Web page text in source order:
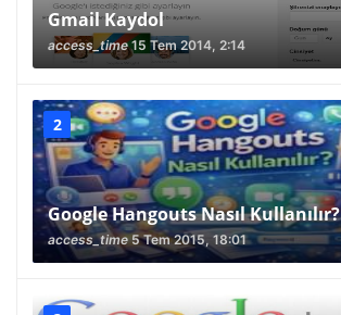
Gmail Kaydol
access_time15 Tem 2014, 2:14
Google Hangouts Nasıl Kullanılır?
access_time 5 Tem 2015, 18:01